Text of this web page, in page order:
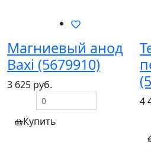
Магниевый анод
Baxi (5679910)
3 625 руб.
Купить
4